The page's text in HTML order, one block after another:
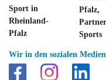
Wir in den sozialen Medien